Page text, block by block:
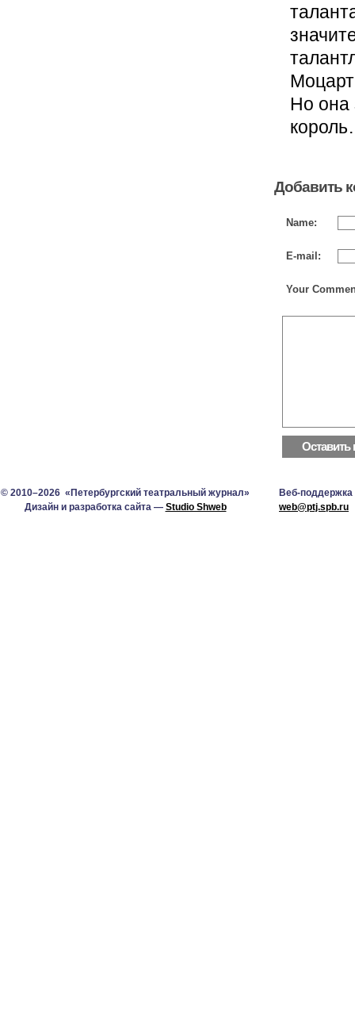
Но она
Добавить
Name:
E-mail:
Your
© 2010–2026 «Петербургский театральный журнал»
Дизайн и разработка сайта — Studio Shweb
Веб-поддержка
web@ptj.spb.ru